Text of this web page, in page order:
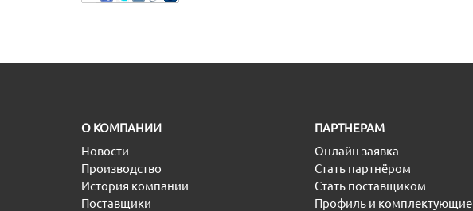
O КОМПАНИИ
Новости
Производство
История компании
Поставщики
ПАРТНЕРАМ
Онлайн заявка
Стать партнёром
Стать поставщиком
Профиль и комплектующие